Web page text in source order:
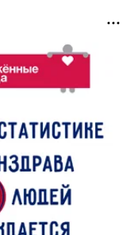
Нижнего